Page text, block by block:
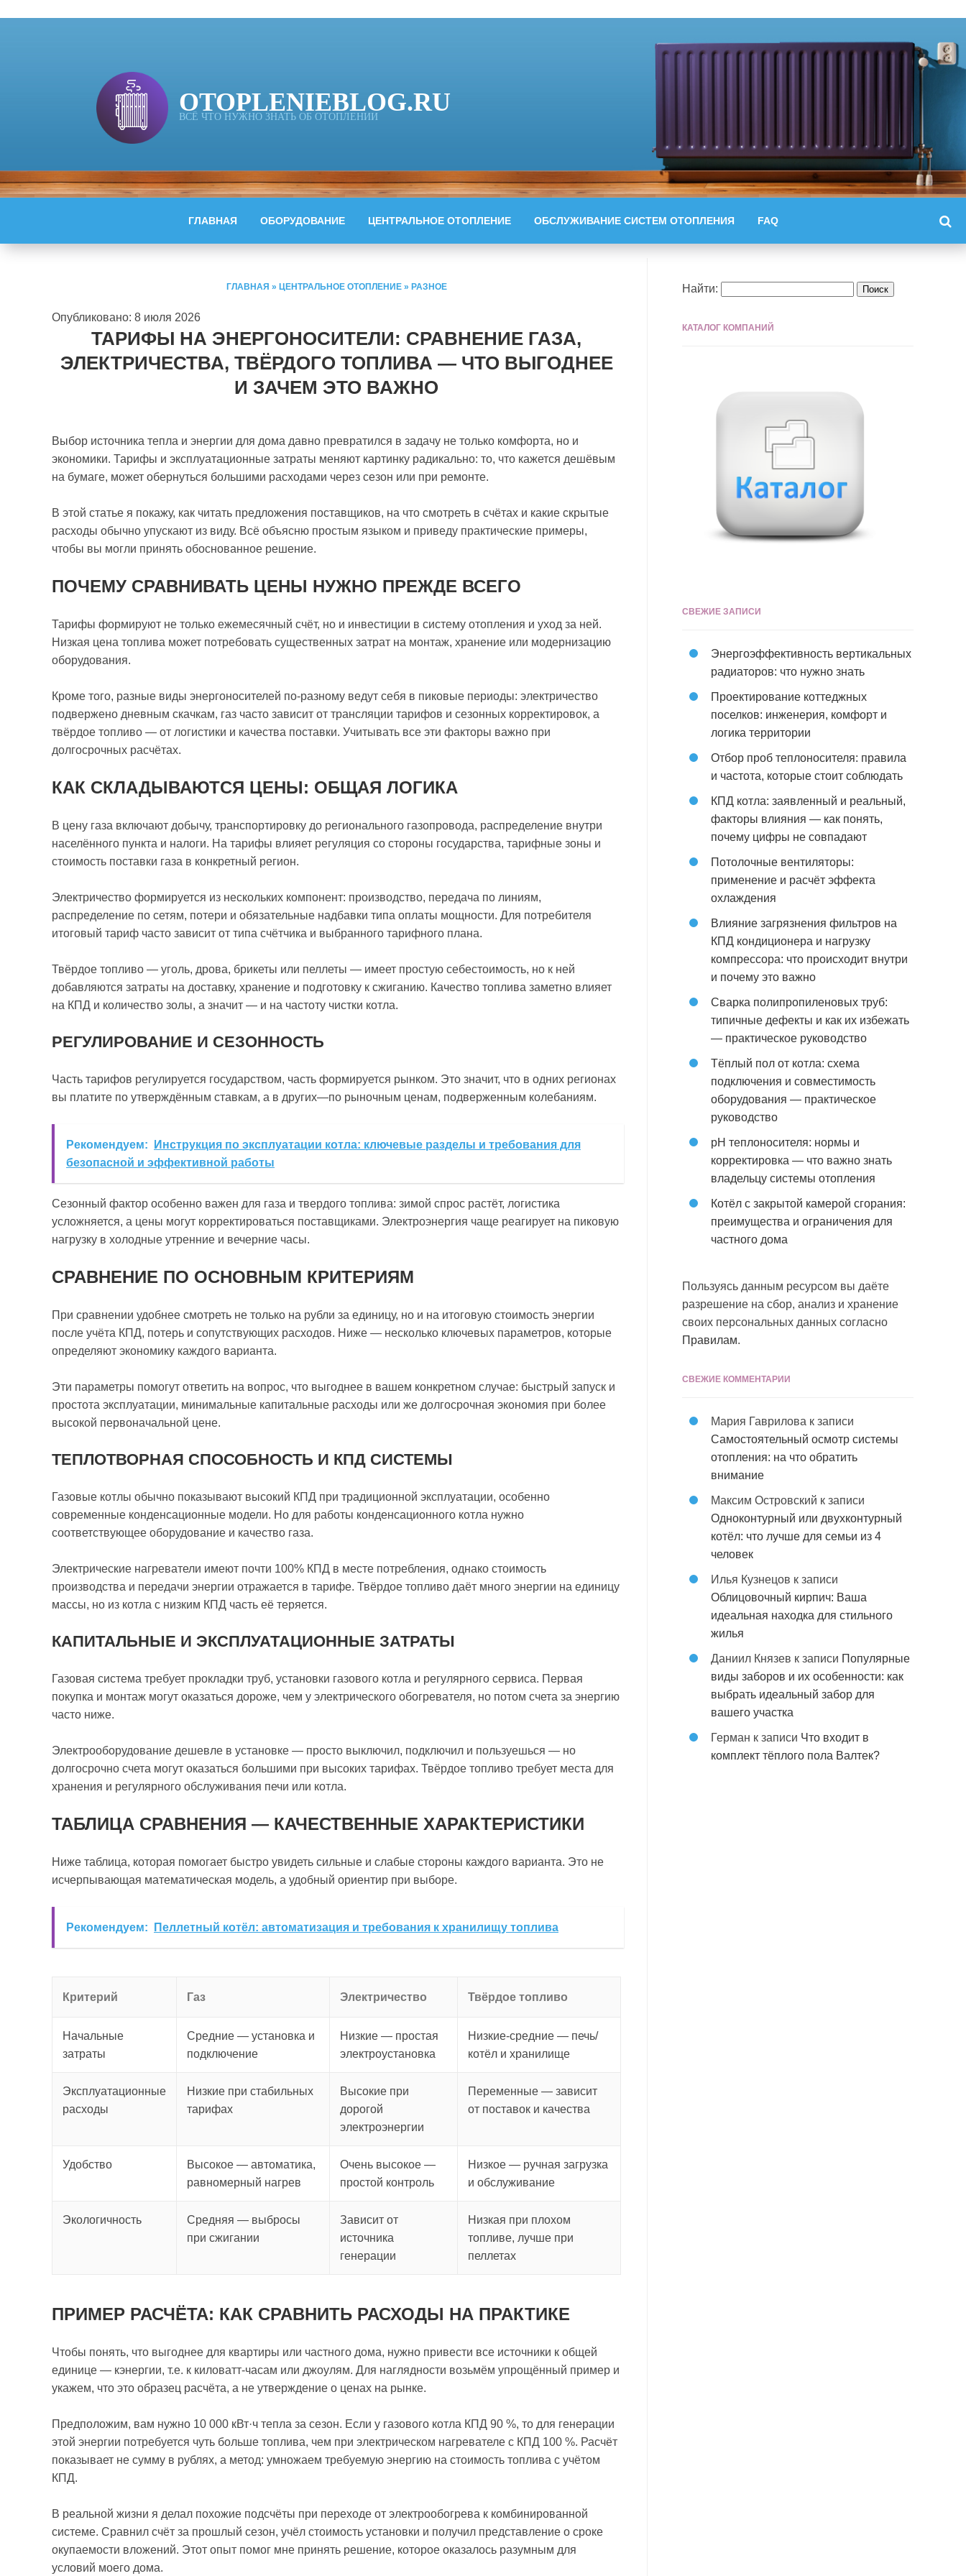
OTOPLENIEBLOG.RU
ВСЁ ЧТО НУЖНО ЗНАТЬ ОБ ОТОПЛЕНИИ
ГЛАВНАЯ ОБОРУДОВАНИЕ ЦЕНТРАЛЬНОЕ ОТОПЛЕНИЕ ОБСЛУЖИВАНИЕ СИСТЕМ ОТОПЛЕНИЯ FAQ
ГЛАВНАЯ » ЦЕНТРАЛЬНОЕ ОТОПЛЕНИЕ» РАЗНОЕ
Опубликовано: 8 июля 2026
ТАРИФЫ НА ЭНЕРГОНОСИТЕЛИ: СРАВНЕНИЕ ГАЗА,
ЭЛЕКТРИЧЕСТВА, ТВЁРДОГО ТОПЛИВА — ЧТО ВЫГОДНЕЕ
И ЗАЧЕМ ЭТО ВАЖНО
Выбор источника тепла и энергии для дома давно превратился в задачу не только комфорта, но и
экономики. Тарифы и эксплуатационные затраты меняют картинку радикально: то, что кажется дешёвым
на бумаге, может обернуться большими расходами через сезон или при ремонте.
В этой статье я покажу, как читать предложения поставщиков, на что смотреть в счётах и какие скрытые
расходы обычно упускают из виду. Всё объясню простым языком и приведу практические примеры,
чтобы вы могли принять обоснованное решение.
ПОЧЕМУ СРАВНИВАТЬ ЦЕНЫ НУЖНО ПРЕЖДЕ ВСЕГО
Тарифы формируют не только ежемесячный счёт, но и инвестиции в систему отопления и уход за ней.
Низкая цена топлива может потребовать существенных затрат на монтаж, хранение или модернизацию
оборудования.
Кроме того, разные виды энергоносителей по-разному ведут себя в пиковые периоды: электричество
подвержено дневным скачкам, газ часто зависит от трансляции тарифов и сезонных корректировок, а
твёрдое топливо — от логистики и качества поставки. Учитывать все эти факторы важно при
долгосрочных расчётах.
КАК СКЛАДЫВАЮТСЯ ЦЕНЫ: ОБЩАЯ ЛОГИКА
В цену газа включают добычу, транспортировку до регионального газопровода, распределение внутри
населённого пункта и налоги. На тарифы влияет регуляция со стороны государства, тарифные зоны и
стоимость поставки газа в конкретный регион.
Электричество формируется из нескольких компонент: производство, передача по линиям,
распределение по сетям, потери и обязательные надбавки типа оплаты мощности. Для потребителя
итоговый тариф часто зависит от типа счётчика и выбранного тарифного плана.
Твёрдое топливо — уголь, дрова, брикеты или пеллеты — имеет простую себестоимость, но к ней
добавляются затраты на доставку, хранение и подготовку к сжиганию. Качество топлива заметно влияет
на КПД и количество золы, а значит — и на частоту чистки котла.
РЕГУЛИРОВАНИЕ И СЕЗОННОСТЬ
Часть тарифов регулируется государством, часть формируется рынком. Это значит, что в одних регионах
вы платите по утверждённым ставкам, а в других—по рыночным ценам, подверженным колебаниям.
Рекомендуем:
Инструкция по эксплуатации котла: ключевые разделы и требования для
безопасной и эффективной работы
Сезонный фактор особенно важен для газа и твердого топлива: зимой спрос растёт, логистика
усложняется, а цены могут корректироваться поставщиками. Электроэнергия чаще реагирует на пиковую
нагрузку в холодные утренние и вечерние часы.
СРАВНЕНИЕ ПО ОСНОВНЫМ КРИТЕРИЯМ
При сравнении удобнее смотреть не только на рубли за единицу, но и на итоговую стоимость энергии
после учёта КПД, потерь и сопутствующих расходов. Ниже — несколько ключевых параметров, которые
определяют экономику каждого варианта.
Эти параметры помогут ответить на вопрос, что выгоднее в вашем конкретном случае: быстрый запуск и
простота эксплуатации, минимальные капитальные расходы или же долгосрочная экономия при более
высокой первоначальной цене.
ТЕПЛОТВОРНАЯ СПОСОБНОСТЬ И КПД СИСТЕМЫ
Газовые котлы обычно показывают высокий КПД при традиционной эксплуатации, особенно
современные конденсационные модели. Но для работы конденсационного котла нужно
соответствующее оборудование и качество газа.
Электрические нагреватели имеют почти 100% КПД в месте потребления, однако стоимость
производства и передачи энергии отражается в тарифе. Твёрдое топливо даёт много энергии на единицу
массы, но из котла с низким КПД часть её теряется.
КАПИТАЛЬНЫЕ И ЭКСПЛУАТАЦИОННЫЕ ЗАТРАТЫ
Газовая система требует прокладки труб, установки газового котла и регулярного сервиса. Первая
покупка и монтаж могут оказаться дороже, чем у электрического обогревателя, но потом счета за энергию
часто ниже.
Электрооборудование дешевле в установке — просто выключил, подключил и пользуешься — но
долгосрочно счета могут оказаться большими при высоких тарифах. Твёрдое топливо требует места для
хранения и регулярного обслуживания печи или котла.
ТАБЛИЦА СРАВНЕНИЯ — КАЧЕСТВЕННЫЕ ХАРАКТЕРИСТИКИ
Ниже таблица, которая помогает быстро увидеть сильные и слабые стороны каждого варианта. Это не
исчерпывающая математическая модель, а удобный ориентир при выборе.
Рекомендуем: Пеллетный котёл: автоматизация и требования к хранилищу топлива
Критерий Газ Электричество Твёрдое топливо
Начальные
затраты
Средние — установка и
подключение
Низкие — простая
электроустановка
Низкие-средние — печь/
котёл и хранилище
Эксплуатационные
расходы
Низкие при стабильных
тарифах
Высокие при
дорогой
электроэнергии
Переменные — зависит
от поставок и качества
Удобство
Высокое — автоматика,
равномерный нагрев
Очень высокое —
простой контроль
Низкое — ручная загрузка
и обслуживание
Экологичность
Средняя — выбросы
при сжигании
Зависит от
источника
генерации
Низкая при плохом
топливе, лучше при
пеллетах
ПРИМЕР РАСЧЁТА: КАК СРАВНИТЬ РАСХОДЫ НА ПРАКТИКЕ
Чтобы понять, что выгоднее для квартиры или частного дома, нужно привести все источники к общей
единице — кэнергии, т.е. к киловатт-часам или джоулям. Для наглядности возьмём упрощённый пример и
укажем, что это образец расчёта, а не утверждение о ценах на рынке.
Предположим, вам нужно 10 000 кВт·ч тепла за сезон. Если у газового котла КПД 90 %, то для генерации
этой энергии потребуется чуть больше топлива, чем при электрическом нагревателе с КПД 100 %. Расчёт
показывает не сумму в рублях, а метод: умножаем требуемую энергию на стоимость топлива с учётом
КПД.
В реальной жизни я делал похожие подсчёты при переходе от электрообогрева к комбинированной
системе. Сравнил счёт за прошлый сезон, учёл стоимость установки и получил представление о сроке
окупаемости вложений. Этот опыт помог мне принять решение, которое оказалось разумным для
условий моего дома.
Найти:
КАТАЛОГ КОМПАНИЙ
СВЕЖИЕ ЗАПИСИ
Энергоэффективность вертикальных
радиаторов: что нужно знать
Проектирование коттеджных
поселков: инженерия, комфорт и
логика территории
Отбор проб теплоносителя: правила
и частота, которые стоит соблюдать
КПД котла: заявленный и реальный,
факторы влияния — как понять,
почему цифры не совпадают
Потолочные вентиляторы:
применение и расчёт эффекта
охлаждения
Влияние загрязнения фильтров на
КПД кондиционера и нагрузку
компрессора: что происходит внутри
и почему это важно
Сварка полипропиленовых труб:
типичные дефекты и как их избежать
— практическое руководство
Тёплый пол от котла: схема
подключения и совместимость
оборудования — практическое
руководство
pH теплоносителя: нормы и
корректировка — что важно знать
владельцу системы отопления
Котёл с закрытой камерой сгорания:
преимущества и ограничения для
частного дома
Пользуясь данным ресурсом вы даёте
разрешение на сбор, анализ и хранение
своих персональных данных согласно
Правилам.
СВЕЖИЕ КОММЕНТАРИИ
Мария Гаврилова к записи
Самостоятельный осмотр системы
отопления: на что обратить
внимание
Максим Островский к записи
Одноконтурный или двухконтурный
котёл: что лучше для семьи из 4
человек
Илья Кузнецов к записи
Облицовочный кирпич: Ваша
идеальная находка для стильного
жилья
Даниил Князев к записи Популярные
виды заборов и их особенности: как
выбрать идеальный забор для
вашего участка
Герман к записи Что входит в
комплект тёплого пола Валтек?